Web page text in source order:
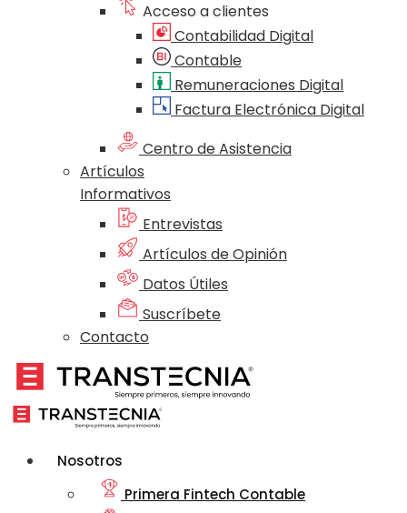
Acceso a clientes
Contabilidad Digital
Contable
Remuneraciones Digital
Factura Electrónica Digital
Centro de Asistencia
Artículos
Informativos
Entrevistas
Artículos de Opinión
Datos Útiles
Suscríbete
Contacto
Nosotros
Primera Fintech Contable